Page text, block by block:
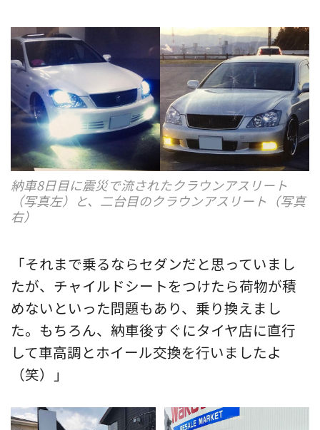
納車8日目に震災で流されたクラウンアスリート
（写真左）と、二台目のクラウンアスリート（写真
右）
「それまで乗るならセダンだと思っていまし
たが、チャイルドシートをつけたら荷物が積
めないといった問題もあり、乗り換えまし
た。もちろん、納車後すぐにタイヤ店に直行
して車高調とホイール交換を行いましたよ
（笑）」